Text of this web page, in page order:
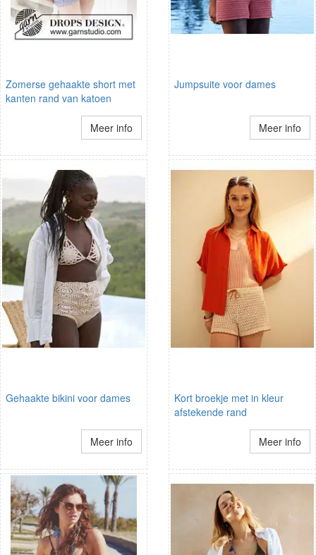
Zomerse gehaakte short met
kanten rand van katoen
Meer info
Jumpsuite voor dames
Meer info
Gehaakte bikini voor dames
Meer info
Kort broekje met in kleur
afstekende rand
Meer info